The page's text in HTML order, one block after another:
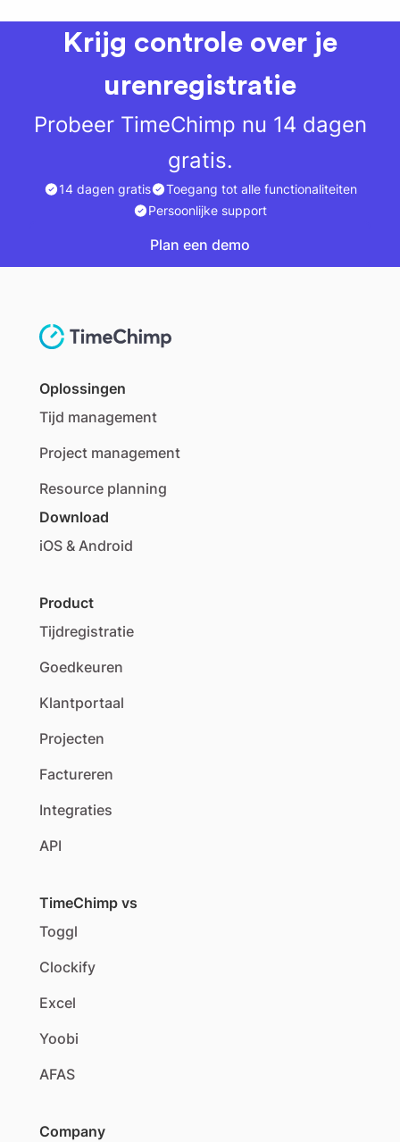
Krijg controle over je
urenregistratie
Probeer TimeChimp nu 14 dagen
gratis.
14 dagen gratis
Toegang tot alle functionaliteiten
Persoonlijke support
Plan een demo
Oplossingen
Tijd management
Project management
Resource planning
Download
iOS & Android
Product
Tijdregistratie
Goedkeuren
Klantportaal
Projecten
Factureren
Integraties
API
TimeChimp vs
Toggl
Clockify
Excel
Yoobi
AFAS
Company